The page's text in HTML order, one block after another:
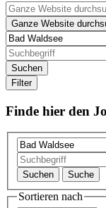
Filter
Finde hier den
Suchen Suche
Sortieren nach